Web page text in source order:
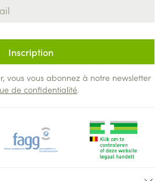
Inscription
vous vous abonnez à notre newsletter
de confidentialité.